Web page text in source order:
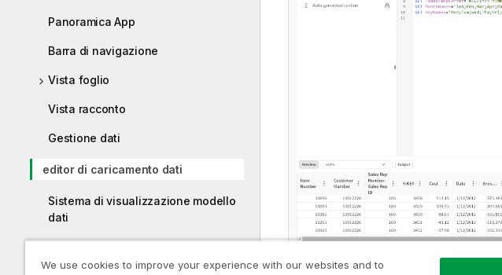
Panoramica App
Barra di navigazione
Vista foglio
Vista racconto
Gestione dati
editor di caricamento dati
Sistema di visualizzazione modello
dati
Navigazione e interazione con Qlik
We use cookies to improve your experience with our websites and to